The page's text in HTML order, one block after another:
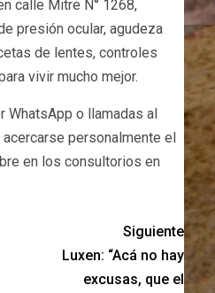
calle Mitre N° 1268,
presión ocular, agudeza
de lentes, controles
vivir mucho mejor.
WhatsApp o llamadas al
personalmente el
en los consultorios en
Siguiente
Luxen: “Acá no hay
excusas, que el